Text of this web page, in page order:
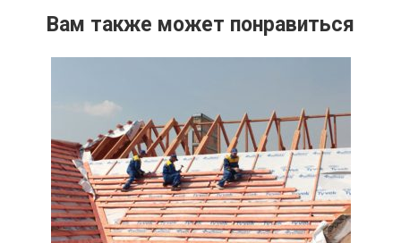
Вам также может понравиться